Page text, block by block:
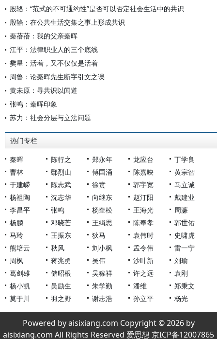
殷辂：“范式的不可通约性”是否可以否定社会生活中的共识
殷辂：在公共生活交集之事上形成共识
秦蓓蓓：我的父亲秦晖
江平：法律职业人的三个底线
樊星：活着，又不仅仅是活着
周鲁：论秦晖先生断字引文之误
黄未原：寻共识以闻道
张鸣：秦晖印象
苏力：社会分层与立法问题
热门专栏
秦晖 陈行之 郑永年 龙应台
丁学良
曹林
鄢烈山 傅国涌 陈嘉映
黄宗智
于建嵘
陈志武 徐贲 郭宇宽
马立诚
杨祖陶
沈志华 向继东 赵汀阳
戴建业
李昌平
张鸣 杨奎松 王海光
周濂
杨鹏
邓晓芒 王缉思 陈奉孝
郭世佑
马玲
王振东 狄马 袁伟时
史啸虎
熊培云
秋风 刘小枫 孟令伟
雷一宁
周枫
蒋兆勇 吴伟 沙叶新
刘瑜
葛剑雄
储昭根 吴稼祥 许之远
袁刚
杨小凯
吴励生 朱学勤 潘维
郑秉文
莫于川
羽之野 谢志浩 孙立平 杨光
Powered by aisixiang.com Copyright © 2026 by
aisixiang.com All Rights Reserved 爱思想 京ICP备12007865